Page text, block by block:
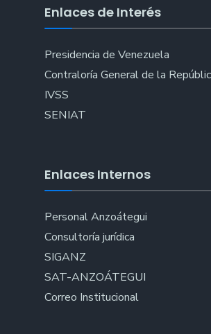
Enlaces de Interés
Presidencia de Venezuela
Contraloría General de la
IVSS
SENIAT
Enlaces Internos
Personal Anzoátegui
Consultoría jurídica
SIGANZ
SAT-ANZOÁTEGUI
Correo Institucional